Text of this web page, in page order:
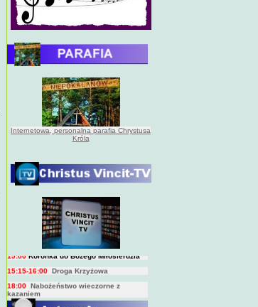
Internetowa, personalna parafia Chrystusa
Króla
BIEŻĄCY PROGRAM TRANSMISJI
BEZPOŚREDNICH(na żywo)
Msza święta
Koronka do Bożego Miłosierdzia
15:15-16:00 Droga Krzyżowa
kazaniem
10:00 Niedzielna Msza święta w miarę